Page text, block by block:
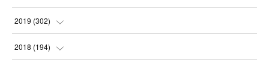
(21
(22
(23
(23
(22
(24
(22
2019 (302)
(23
2018 (194)